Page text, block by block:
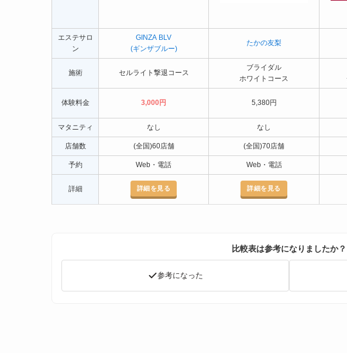
エステサロ
ン
GINZA BLV
(ギンザブルー)
たかの友梨
施術 セルライト撃退コース
ブライダル
ホワイトコース
体験料金 3,000円 5,380円
マタニティ なし なし
店舗数 (全国)60店舗 (全国)70店舗
予約 Web・電話 Web・電話
詳細 詳細を見る 詳細を見る
比較表は参考になりましたか？
参考になった